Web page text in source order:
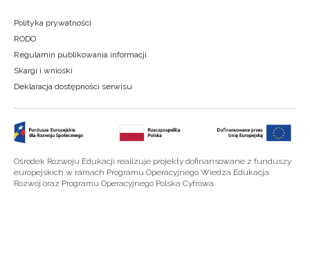
Polityka prywatności
RODO
Regulamin publikowania informacji
Skargi i wnioski
Deklaracja dostępności serwisu
Ośrodek Rozwoju Edukacji realizuje projekty dofinansowane z funduszy
europejskich w ramach Programu Operacyjnego Wiedza Edukacja
Rozwój oraz Programu Operacyjnego Polska Cyfrowa